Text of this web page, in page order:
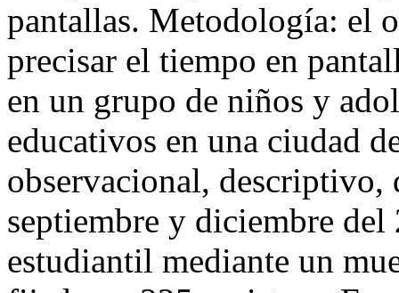
pantallas. Metodología: el
precisar el tiempo en
en un grupo de niños y
educativos en una ciudad
observacional, descriptivo,
septiembre y diciembre
estudiantil mediante un